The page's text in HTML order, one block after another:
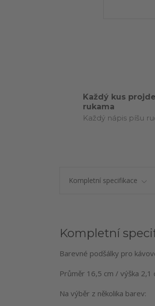
Každý kus
rukama
Každý nápis píšu
Kompletní specifikace
Kompletní
Barevné podšálky pro
Průměr 16,5 cm / výška 2,1
Na výběr z několika barev: